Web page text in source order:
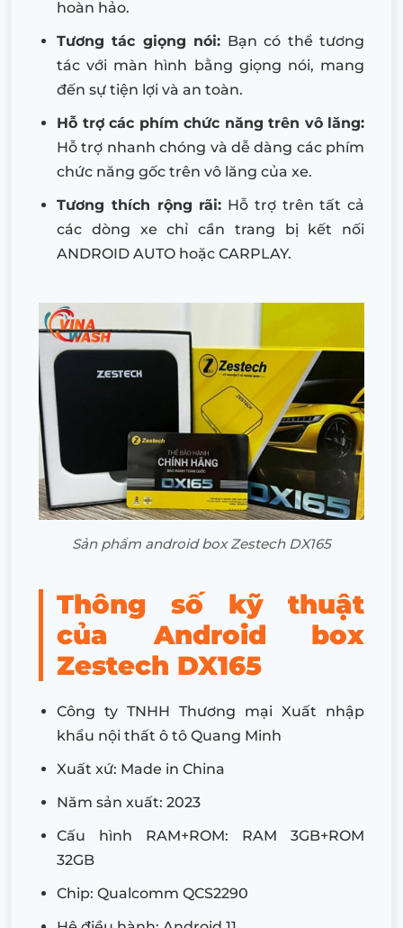
hoàn hảo.
Tương tác giọng nói: Bạn có thể tương
tác với màn hình bằng giọng nói, mang
đến sự tiện lợi và an toàn.
Hỗ trợ các phím chức năng trên vô lăng:
Hỗ trợ nhanh chóng và dễ dàng các phím
chức năng gốc trên vô lăng của xe.
Tương thích rộng rãi: Hỗ trợ trên tất cả
các dòng xe chỉ cần trang bị kết nối
ANDROID AUTO hoặc CARPLAY.
Sản phẩm android box Zestech DX165
Thông số kỹ thuật
của Android box
Zestech DX165
Công ty TNHH Thương mại Xuất nhập
khẩu nội thất ô tô Quang Minh
Xuất xứ: Made in China
Năm sản xuất: 2023
Cấu hình RAM+ROM: RAM 3GB+ROM
32GB
Chip: Qualcomm QCS2290